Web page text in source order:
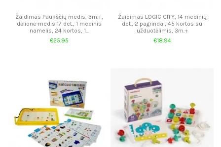
Žaidimas Paukščių medis, 3m.+,
dėlionė-medis 17 det., 1 medinis
namelis, 24 kortos, 1...
€25.95
Žaidimas LOGIC CITY, 14 medinių
det., 2 pagrindai, 45 kortos su
užduotėlimis, 3m.+
€18.94